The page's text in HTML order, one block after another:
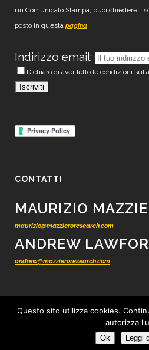
un Comunicato Stampa, puoi chiedere
posto in questa pagina.
Indirizzo email:
Dichiaro di aver letto le condizioni
CONTATTI
MAURIZIO
maurizio@mazzieroresearch.com
ANDREW
andrew@mazzieroresearch.com
© 2012 - 2026 Mazziero Research -
Privacy-Cookie-
Questo sito utilizza cookies.
autorizza
Ok Leggi